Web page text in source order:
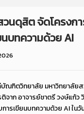
ดุสิต จัดโครงก
บทความด้วย AI
ฑิตวิทยาลัย มหาวิทยาลัยส
จาก อาจารย์ชาตรี วงษ์แก้
การเขียนบทความด้วย AI